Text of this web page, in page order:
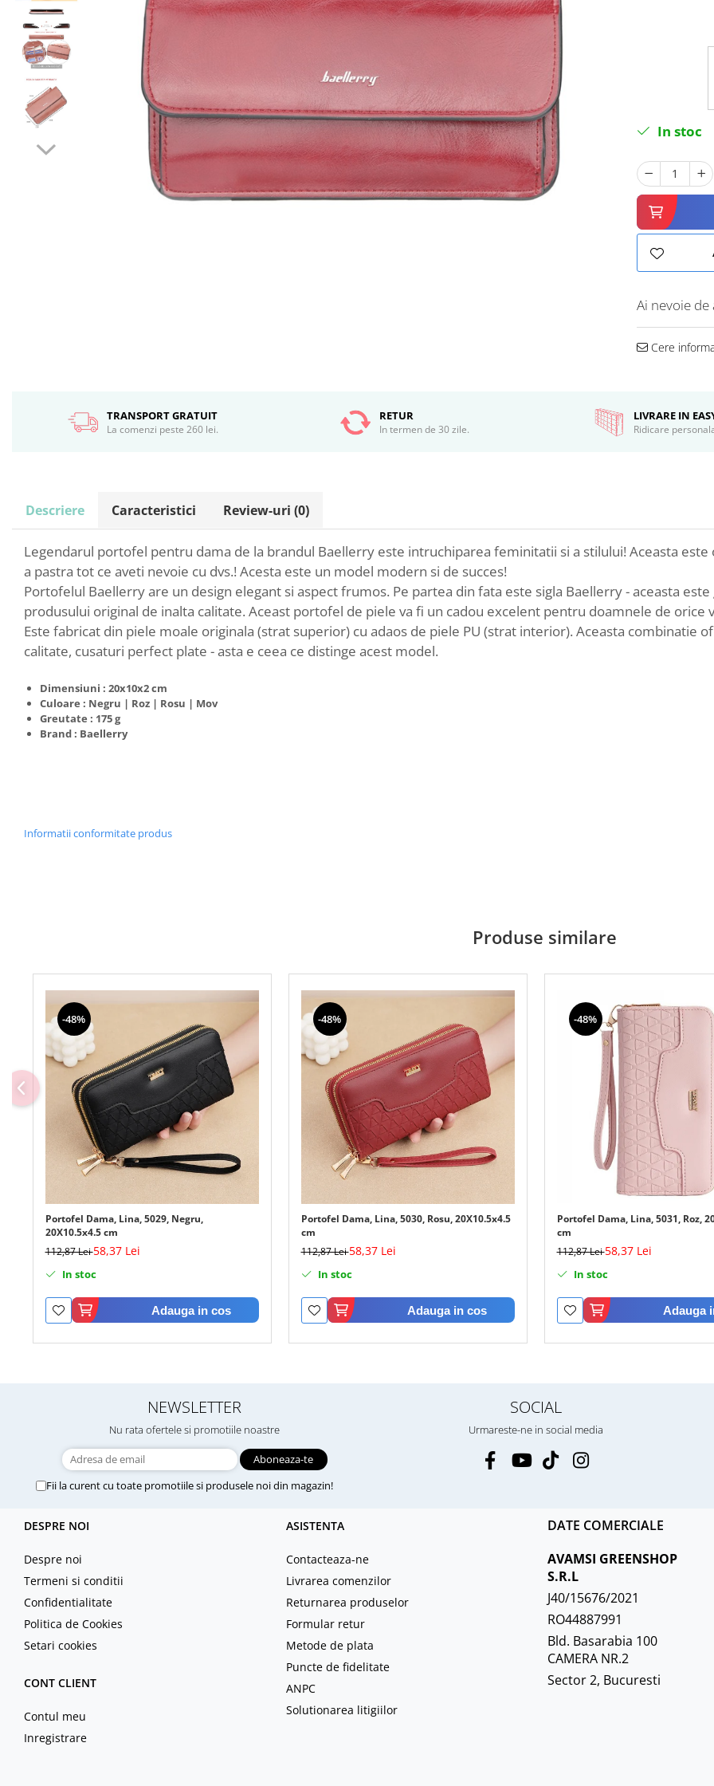
In stoc
Ai nevoie
Cere
TRANSPORT GRATUIT
La comenzi peste 260 lei.
RETUR
In termen de 30 zile.
LIVRARE IN
Ridicare
Descriere Caracteristici Review-uri (0)
Legendarul portofel pentru dama de la brandul Baellerry este intruchiparea feminitatii si a stilului! Aceasta
a pastra tot ce aveti nevoie cu dvs.! Acesta este un model modern si de succes!
Portofelul Baellerry are un design elegant si aspect frumos. Pe partea din fata este sigla Baellerry - aceasta
produsului original de inalta calitate. Aceast portofel de piele va fi un cadou excelent pentru doamnele de orice
Este fabricat din piele moale originala (strat superior) cu adaos de piele PU (strat interior). Aceasta combinatie
calitate, cusaturi perfect plate - asta e ceea ce distinge acest model.
Dimensiuni : 20x10x2 cm
Culoare : Negru | Roz | Rosu | Mov
Greutate : 175 g
Brand : Baellerry
Informatii conformitate produs
Produse similare
-48%
Portofel Dama, Lina, 5029, Negru,
20X10.5x4.5 cm
112,87 Lei58,37 Lei
In stoc
Adauga in cos
-48%
Portofel Dama, Lina, 5030, Rosu, 20X10.5x4.5
cm
112,87 Lei58,37 Lei
In stoc
Adauga in cos
-48%
Portofel Dama, Lina, 5031, Roz,
cm
112,87 Lei58,37 Lei
In stoc
Adauga
NEWSLETTER
Nu rata ofertele si promotiile noastre
Fii la curent cu toate promotiile si produsele noi din magazin!
SOCIAL
Urmareste-ne in social media
DESPRE NOI
Despre noi
Termeni si conditii
Confidentialitate
Politica de Cookies
Setari cookies
CONT CLIENT
Contul meu
Inregistrare
ASISTENTA
Contacteaza-ne
Livrarea comenzilor
Returnarea produselor
Formular retur
Metode de plata
Puncte de fidelitate
ANPC
Solutionarea litigiilor
DATE COMERCIALE
AVAMSI GREENSHOP
S.R.L
J40/15676/2021
RO44887991
Bld. Basarabia 100
CAMERA NR.2
Sector 2, Bucuresti